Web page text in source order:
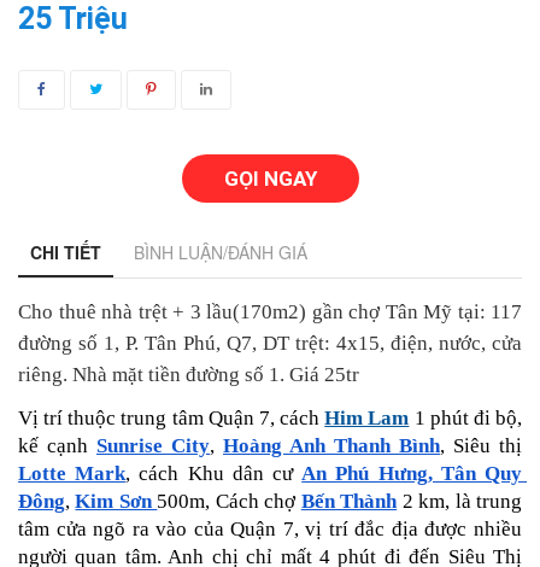
25 Triệu
GỌI NGAY
CHI TIẾT BÌNH LUẬN/ĐÁNH GIÁ
Cho thuê nhà trệt + 3 lầu(170m2) gần chợ Tân Mỹ tại: 117
đường số 1, P. Tân Phú, Q7, DT trệt: 4x15, điện, nước, cửa
riêng. Nhà mặt tiền đường số 1. Giá 25tr
Vị trí thuộc trung tâm Quận 7, cách Him Lam 1 phút đi bộ,
kế cạnh Sunrise City, Hoàng Anh Thanh Bình
Lotte Mark, cách Khu dân cư An Phú Hưng, Tân Quy
Đông, Kim Sơn 500m, Cách chợ Bến Thành 2 km, là trung
tâm cửa ngõ ra vào của Quận 7, vị trí đắc địa được nhiều